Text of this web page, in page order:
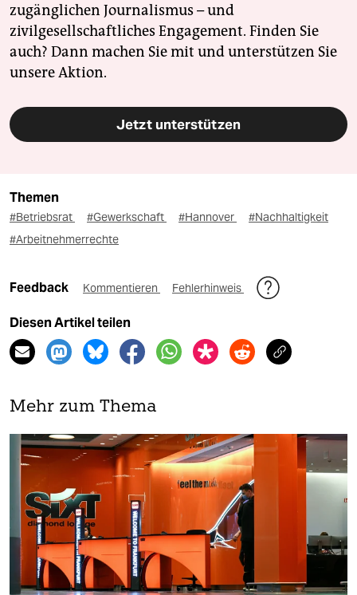
zugänglichen Journalismus – und
zivilgesellschaftliches Engagement. Finden Sie
auch? Dann machen Sie mit und unterstützen Sie
unsere Aktion.
Jetzt unterstützen
Themen
#Betriebsrat #Gewerkschaft #Hannover
#Nachhaltigkeit
#Arbeitnehmerrechte
Feedback Kommentieren Fehlerhinweis
Diesen Artikel teilen
Mehr zum Thema